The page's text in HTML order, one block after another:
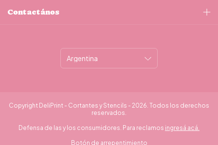
Contactános
Copyright DeliPrint - Cortantes y Stencils - 2026. Todos los derechos
reservados.
Defensa de las y los consumidores. Para reclamos ingresá acá.
Botón de arrepentimiento